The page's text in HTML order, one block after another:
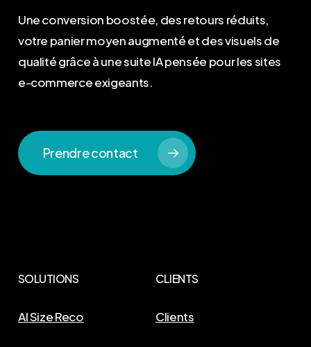
Une conversion boostée, des retours réduits,
votre panier moyen augmenté et des visuels de
qualité grâce à une suite IA pensée pour les sites
e-commerce exigeants.
Prendre contact
SOLUTIONS
AI Size Reco
CLIENTS
Clients